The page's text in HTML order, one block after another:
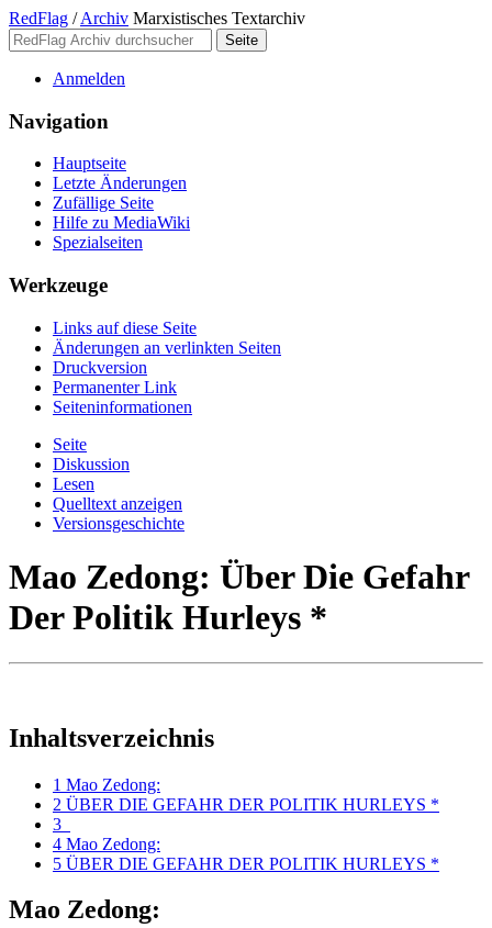
RedFlag / Archiv Marxistisches Textarchiv
Anmelden
Navigation
Hauptseite
Letzte Änderungen
Zufällige Seite
Hilfe zu MediaWiki
Spezialseiten
Werkzeuge
Links auf diese Seite
Änderungen an verlinkten Seiten
Druckversion
Permanenter Link
Seiten­­informationen
Seite
Diskussion
Lesen
Quelltext anzeigen
Versionsgeschichte
Mao Zedong: Über Die Gefahr
Der Politik Hurleys *
Inhaltsverzeichnis
1 Mao Zedong:
2 ÜBER DIE GEFAHR DER POLITIK HURLEYS *
3
4 Mao Zedong:
5 ÜBER DIE GEFAHR DER POLITIK HURLEYS *
Mao Zedong: